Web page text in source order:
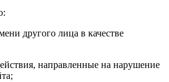
другого лица в качестве
направленные на нарушение